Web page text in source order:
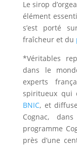
Le sirop
élément
s’est porté
fraîcheur et du
*Véritables
dans le
experts
spiritueux qui
BNIC, et
Cognac,
programme
près d’une